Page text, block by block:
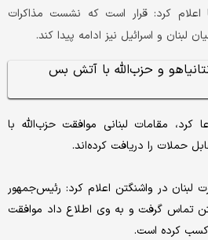
اعلام کرد: قرار است که نشست مذاکرات
لبنان و اسرائیل نیز ادامه پیدا کند.
کرد، مقامات لبنانی موافقت حزب‌الله با
حملات را دریافت کرده‌اند.
لبنان در واشنگتن اعلام کرد: رئیس‌جمهور
تماس گرفت و به وی اطلاع داد موافقت
کسب کرده است.